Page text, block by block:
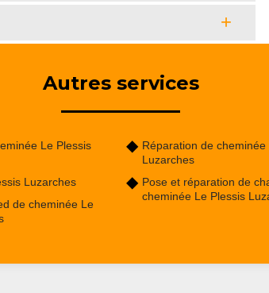
Autres services
Le Plessis
Luzarches
de cheminée Le
Réparation de cheminée
Luzarches
Pose et réparation de
cheminée Le Plessis